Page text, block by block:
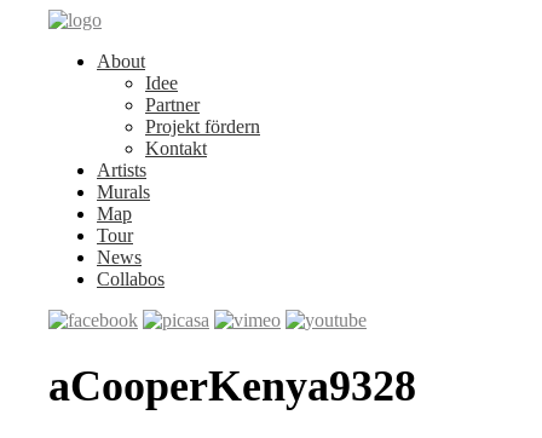
About
Idee
Partner
Projekt fördern
Kontakt
Artists
Murals
Map
Tour
News
Collabos
aCooperKenya9328